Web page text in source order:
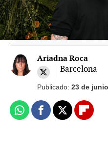
Ariadna Roca
Barcelona
Publicado: 23 de
WhatsappFacebook
X